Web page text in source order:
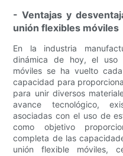
- Ventajas y
unión flexibles móviles
En la industria
dinámica de hoy, el uso
móviles se ha vuelto
capacidad para
para unir diversos
avance tecnológico,
asociadas con el uso de
como objetivo
completa de las
unión flexible móviles,